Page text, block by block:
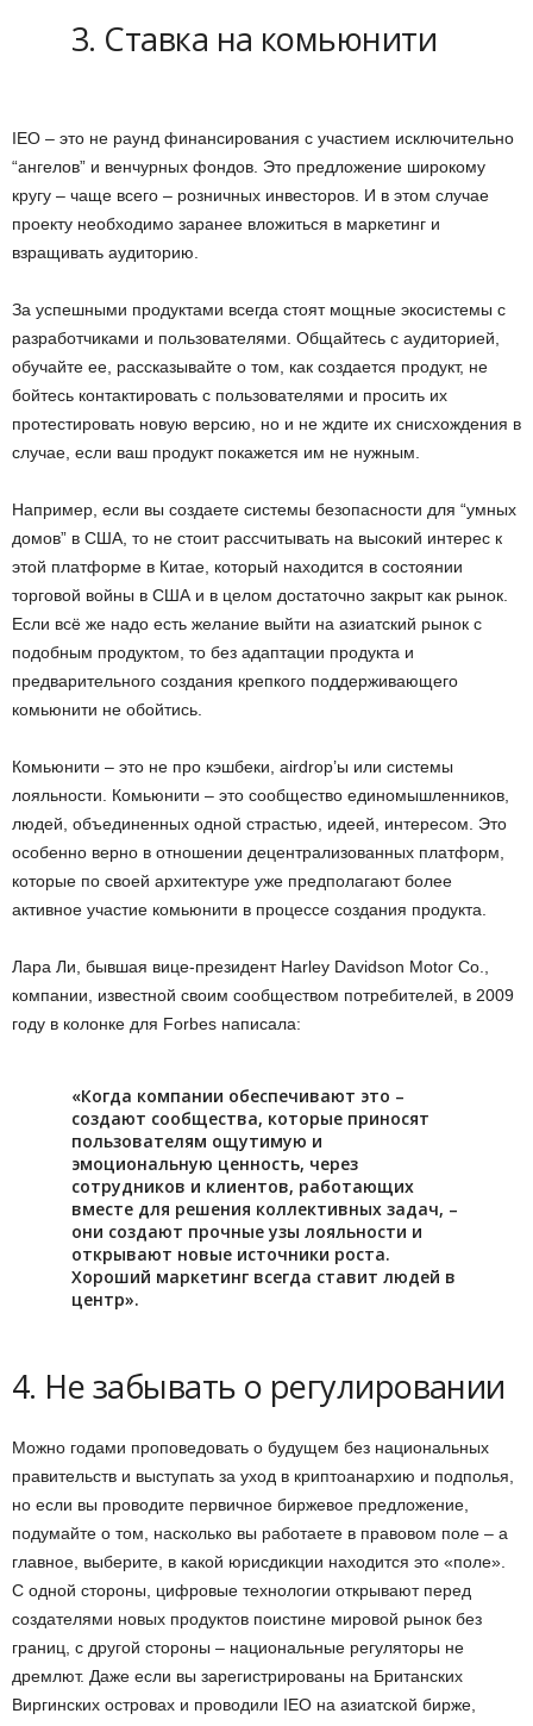
3. Ставка на комьюнити
IEO – это не раунд финансирования с участием исключительно
“ангелов” и венчурных фондов. Это предложение широкому
кругу – чаще всего – розничных инвесторов. И в этом случае
проекту необходимо заранее вложиться в маркетинг и
взращивать аудиторию.
За успешными продуктами всегда стоят мощные экосистемы с
разработчиками и пользователями. Общайтесь с аудиторией,
обучайте ее, рассказывайте о том, как создается продукт, не
бойтесь контактировать с пользователями и просить их
протестировать новую версию, но и не ждите их снисхождения в
случае, если ваш продукт покажется им не нужным.
Например, если вы создаете системы безопасности для “умных
домов” в США, то не стоит рассчитывать на высокий интерес к
этой платформе в Китае, который находится в состоянии
торговой войны в США и в целом достаточно закрыт как рынок.
Если всё же надо есть желание выйти на азиатский рынок с
подобным продуктом, то без адаптации продукта и
предварительного создания крепкого поддерживающего
комьюнити не обойтись.
Комьюнити – это не про кэшбеки, airdrop’ы или системы
лояльности. Комьюнити – это сообщество единомышленников,
людей, объединенных одной страстью, идеей, интересом. Это
особенно верно в отношении децентрализованных платформ,
которые по своей архитектуре уже предполагают более
активное участие комьюнити в процессе создания продукта.
Лара Ли, бывшая вице-президент Harley Davidson Motor Co.,
компании, известной своим сообществом потребителей, в 2009
году в колонке для Forbes написала:
«Когда компании обеспечивают это –
создают сообщества, которые приносят
пользователям ощутимую и
эмоциональную ценность, через
сотрудников и клиентов, работающих
вместе для решения коллективных задач, –
они создают прочные узы лояльности и
открывают новые источники роста.
Хороший маркетинг всегда ставит людей в
центр».
4. Не забывать о регулировании
Можно годами проповедовать о будущем без национальных
правительств и выступать за уход в криптоанархию и подполья,
но если вы проводите первичное биржевое предложение,
подумайте о том, насколько вы работаете в правовом поле – а
главное, выберите, в какой юрисдикции находится это «поле».
С одной стороны, цифровые технологии открывают перед
создателями новых продуктов поистине мировой рынок без
границ, с другой стороны – национальные регуляторы не
дремлют. Даже если вы зарегистрированы на Британских
Виргинских островах и проводили IEO на азиатской бирже,